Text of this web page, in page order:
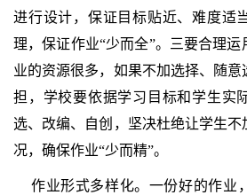
进行设计，保证目标贴近、难度适
理，保证作业“少而全”。三要合理
业的资源很多，如果不加选择、随意
担，学校要依据学习目标和学生实
选、改编、自创，坚决杜绝让学生
况，确保作业“少而精”。
作业形式多样化。一份好的作业